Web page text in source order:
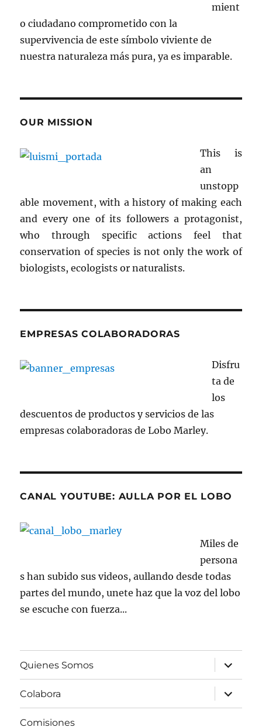
mient
o ciudadano comprometido con la
supervivencia de este símbolo viviente de
nuestra naturaleza más pura, ya es imparable.
OUR MISSION
This is
an
unstopp
able movement, with a history of making each
and every one of its followers a protagonist,
who through specific actions feel that
conservation of species is not only the work of
biologists, ecologists or naturalists.
EMPRESAS COLABORADORAS
Disfru
ta de
los
descuentos de productos y servicios de las
empresas colaboradoras de Lobo Marley.
CANAL YOUTUBE: AULLA POR EL LOBO
Miles de
persona
s han subido sus videos, aullando desde todas
partes del mundo, unete haz que la voz del lobo
se escuche con fuerza...
Quienes Somos
expande
el
menú
inferior
Colabora
expande
el
menú
Comisiones